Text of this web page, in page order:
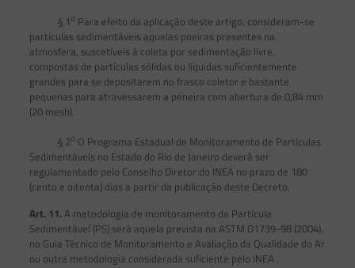
§ 1o Para efeito da aplicação deste artigo, consideram-se
partículas sedimentáveis aquelas poeiras presentes na
atmosfera, suscetíveis à coleta por sedimentação livre,
compostas de partículas sólidas ou líquidas suficientemente
grandes para se depositarem no frasco coletor e bastante
pequenas para atravessarem a peneira com abertura de 0,84 mm
(20 mesh).
§ 2o O Programa Estadual de Monitoramento de Partículas
Sedimentáveis no Estado do Rio de Janeiro deverá ser
regulamentado pelo Conselho Diretor do INEA no prazo de 180
(cento e oitenta) dias a partir da publicação deste Decreto.
Art. 11.A metodologia de monitoramento da Partícula
Sedimentável (PS) será aquela prevista na ASTM D1739-98 (2004),
no Guia Técnico de Monitoramento e Avaliação da Qualidade do Ar
ou outra metodologia considerada suficiente pelo INEA